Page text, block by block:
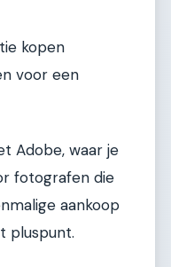
kopen
voor een
Adobe, waar je
fotografen die
aankoop
pluspunt.